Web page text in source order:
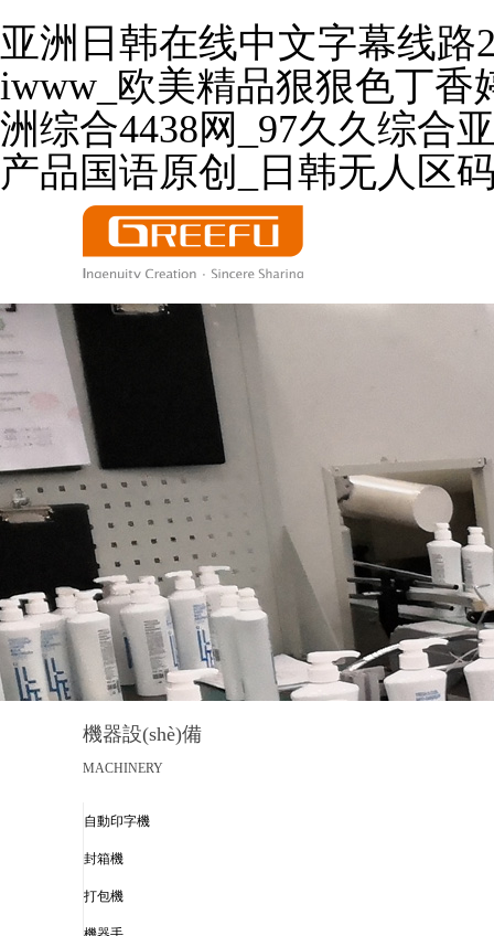
亚洲日韩在线中文字幕线
iwww_欧美精品狠狠色丁香
洲综合4438网_97久久综合
产品国语原创_日韩无人区
機器設(shè)備
MACHINERY
自動印字機
封箱機
打包機